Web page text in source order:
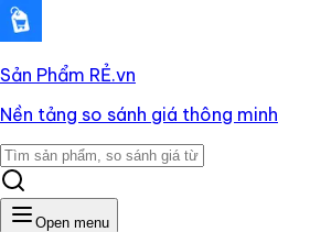
Sản Phẩm RẺ.vn
Nền tảng so sánh giá thông minh
Open menu